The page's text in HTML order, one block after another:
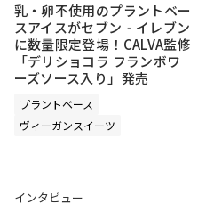
乳・卵不使用のプラントベー
スアイスがセブン‐イレブン
に数量限定登場！CALVA監修
「デリショコラ フランボワ
ーズソース入り」発売
プラントベース
ヴィーガンスイーツ
インタビュー